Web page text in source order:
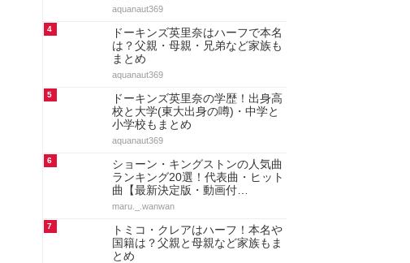
aquanaut369
4
ドーキンズ英里奈はハーフで本名
は？父親・母親・兄弟など家族も
まとめ
aquanaut369
5
ドーキンズ英里奈の学歴！出身高
校と大学(東大出身の噂)・中学と
小学校もまとめ
aquanaut369
6
ショーン・キングストンの人気曲
ランキング20選！代表曲・ヒット
曲【最新決定版・動画付…
maru._.wanwan
7
トミコ・クレアはハーフ！本名や
国籍は？父親と母親など家族もま
とめ